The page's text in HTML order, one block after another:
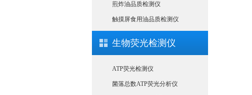
煎炸油品质检测仪
触摸屏食用油品质检测仪
生物荧光检测仪
ATP荧光检测仪
菌落总数ATP荧光分析仪